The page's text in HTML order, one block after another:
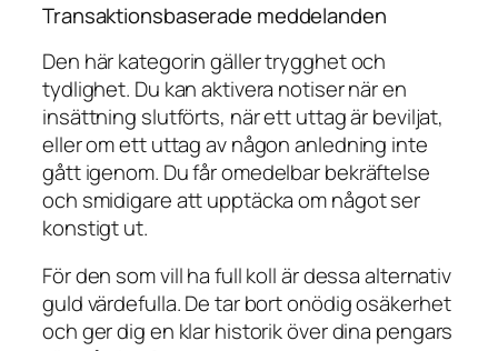
Transaktionsbaserade meddelanden
Den här kategorin gäller trygghet och
tydlighet. Du kan aktivera notiser när en
insättning slutförts, när ett uttag är beviljat,
eller om ett uttag av någon anledning inte
gått igenom. Du får omedelbar bekräftelse
och smidigare att upptäcka om något ser
konstigt ut.
För den som vill ha full koll är dessa alternativ
guld värdefulla. De tar bort onödig osäkerhet
och ger dig en klar historik över dina pengars